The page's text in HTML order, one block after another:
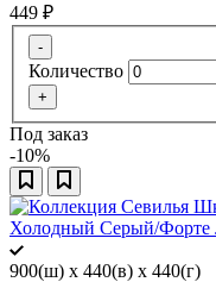
449 ₽
-
Количество
+
Под заказ
-10%
900(ш) x 440(в) x 440(г)